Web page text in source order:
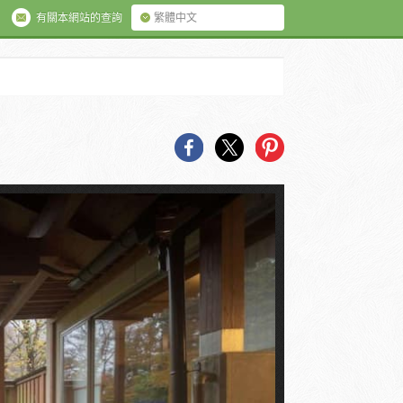
繁體中文
有關本網站的查詢